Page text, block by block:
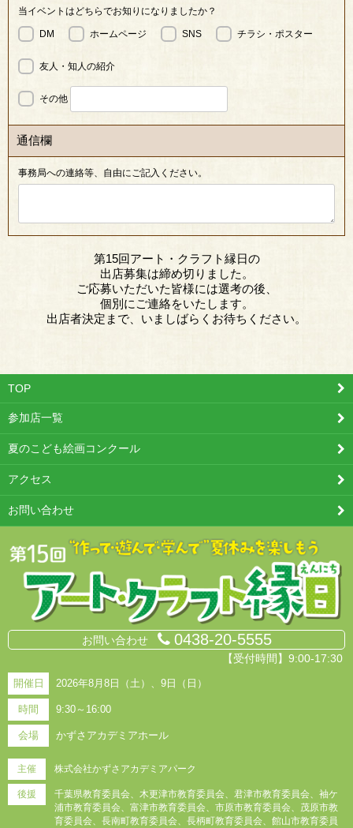
当イベントはどちらでお知りになりましたか？
DM ホームページ SNS チラシ・ポスター
友人・知人の紹介
その他
通信欄
事務局への連絡等、自由にご記入ください。
第15回アート・クラフト縁日の
出店募集は締め切りました。
ご応募いただいた皆様には選考の後、
個別にご連絡をいたします。
出店者決定まで、いましばらくお待ちください。
TOP
参加店一覧
夏のこども絵画コンクール
アクセス
お問い合わせ
お問い合わせ 0438-20-5555
【受付時間】9:00-17:30
開催日 2026年8月8日（土）、9日（日）
時間 9:30～16:00
会場 かずさアカデミアホール
主催 株式会社かずさアカデミアパーク
後援
千葉県教育委員会、木更津市教育委員会、君津市教育委員会、袖ケ
浦市教育委員会、富津市教育委員会、市原市教育委員会、茂原市教
育委員会、長南町教育委員会、長柄町教育委員会、館山市教育委員